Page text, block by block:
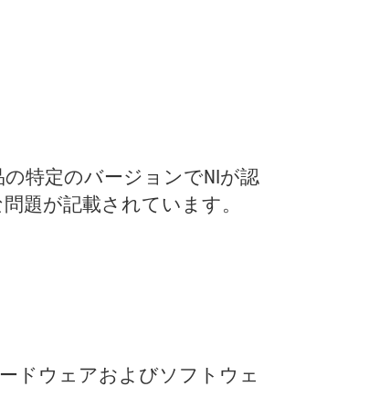
の特定のバージョンでNIが認
問題が記載さ れてい ます。
ドウェアおよびソフトウェ